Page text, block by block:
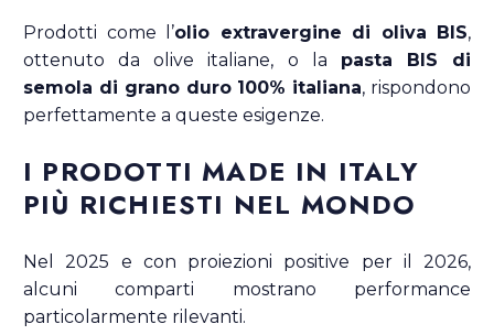
Prodotti come l’olio extravergine di oliva BIS,
ottenuto da olive italiane, o la pasta BIS di
semola di grano duro 100% italiana, rispondono
perfettamente a queste esigenze.
I PRODOTTI MADE IN ITALY
PIÙ RICHIESTI NEL MONDO
Nel 2025 e con proiezioni positive per il 2026,
alcuni comparti mostrano performance
particolarmente rilevanti.